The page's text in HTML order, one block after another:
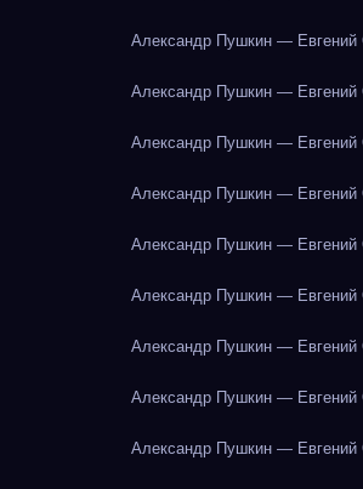
Александр Пушкин — Евгений
Александр Пушкин — Евгений
Александр Пушкин — Евгений
Александр Пушкин — Евгений
Александр Пушкин — Евгений
Александр Пушкин — Евгений
Александр Пушкин — Евгений
Александр Пушкин — Евгений
Александр Пушкин — Евгений